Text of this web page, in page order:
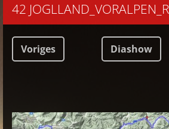
42
Voriges Diashow